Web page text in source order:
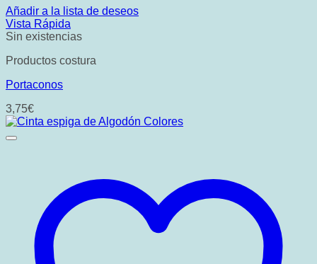
Añadir a la lista de deseos
Vista Rápida
Sin existencias
Productos costura
Portaconos
3,75€